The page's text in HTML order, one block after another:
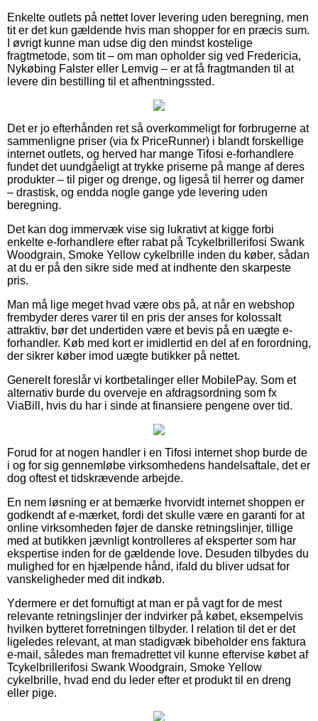
Enkelte outlets på nettet lover levering uden beregning, men
tit er det kun gældende hvis man shopper for en præcis sum.
I øvrigt kunne man udse dig den mindst kostelige
fragtmetode, som tit – om man opholder sig ved Fredericia,
Nykøbing Falster eller Lemvig – er at få fragtmanden til at
levere din bestilling til et afhentningssted.
Det er jo efterhånden ret så overkommeligt for forbrugerne at
sammenligne priser (via fx PriceRunner) i blandt forskellige
internet outlets, og herved har mange Tifosi e-forhandlere
fundet det uundgåeligt at trykke priserne på mange af deres
produkter – til piger og drenge, og ligeså til herrer og damer
– drastisk, og endda nogle gange yde levering uden
beregning.
Det kan dog immervæk vise sig lukrativt at kigge forbi
enkelte e-forhandlere efter rabat på Tcykelbrillerifosi Swank
Woodgrain, Smoke Yellow cykelbrille inden du køber, sådan
at du er på den sikre side med at indhente den skarpeste
pris.
Man må lige meget hvad være obs på, at når en webshop
frembyder deres varer til en pris der anses for kolossalt
attraktiv, bør det undertiden være et bevis på en uægte e-
forhandler. Køb med kort er imidlertid en del af en forordning,
der sikrer køber imod uægte butikker på nettet.
Generelt foreslår vi kortbetalinger eller MobilePay. Som et
alternativ burde du overveje en afdragsordning som fx
ViaBill, hvis du har i sinde at finansiere pengene over tid.
Forud for at nogen handler i en Tifosi internet shop burde de
i og for sig gennemløbe virksomhedens handelsaftale, det er
dog oftest et tidskrævende arbejde.
En nem løsning er at bemærke hvorvidt internet shoppen er
godkendt af e-mærket, fordi det skulle være en garanti for at
online virksomheden føjer de danske retningslinjer, tillige
med at butikken jævnligt kontrolleres af eksperter som har
ekspertise inden for de gældende love. Desuden tilbydes du
mulighed for en hjælpende hånd, ifald du bliver udsat for
vanskeligheder med dit indkøb.
Ydermere er det fornuftigt at man er på vagt for de mest
relevante retningslinjer der indvirker på købet, eksempelvis
hvilken bytteret forretningen tilbyder. I relation til det er det
ligeledes relevant, at man stadigvæk bibeholder ens faktura
e-mail, således man fremadrettet vil kunne eftervise købet af
Tcykelbrillerifosi Swank Woodgrain, Smoke Yellow
cykelbrille, hvad end du leder efter et produkt til en dreng
eller pige.